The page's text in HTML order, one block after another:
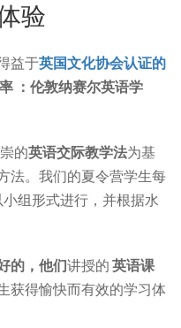
验
益于英国文化协会认证的
：伦敦纳赛尔英语学
的英语交际教学法为基
法。我们的夏令营学生每
组形式进行，并根据水
的，他们讲授的 英语课
获得愉快而有效的学习体